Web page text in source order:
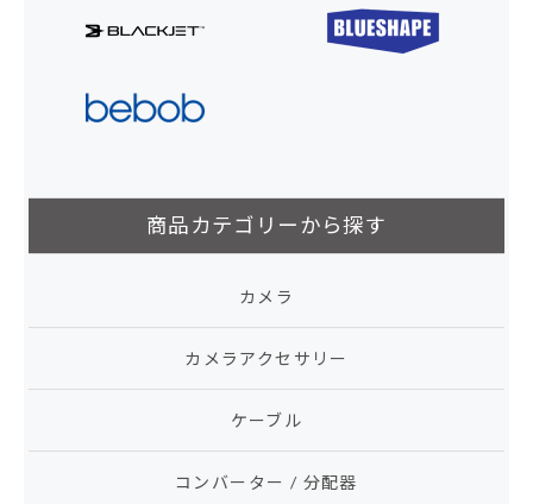
商品カテゴリーから探す
カメラ
カメラアクセサリー
ケーブル
コンバーター / 分配器